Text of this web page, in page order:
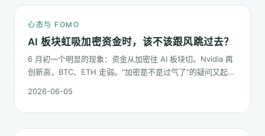
心态与 FOMO
AI 板块虹吸加密资金时，该不该跟风跳过去？
6 月初一个明显的现象：资金从加密往 AI 板块切。Nvidia 再
创新高，BTC、ETH 走弱。"加密是不是过气了"的疑问又起来
2026-06-05